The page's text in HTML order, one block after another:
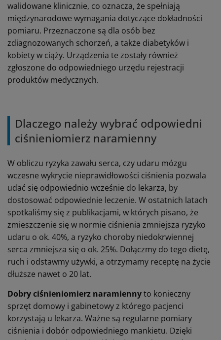
walidowane klinicznie, co oznacza, że spełniają
międzynarodowe wymagania dotyczące dokładności
pomiaru. Przeznaczone są dla osób bez
zdiagnozowanych schorzeń, a także diabetyków i
kobiety w ciąży. Urządzenia te zostały również
zgłoszone do odpowiedniego urzędu rejestracji
produktów medycznych.
Dlaczego należy wybrać odpowiedni
ciśnieniomierz naramienny
W obliczu ryzyka zawału serca, czy udaru mózgu
wczesne wykrycie nieprawidłowości ciśnienia pozwala
udać się odpowiednio wcześnie do lekarza, by
dostosować odpowiednie leczenie. W ostatnich latach
spotkaliśmy się z publikacjami, w których pisano, że
zmieszczenie się w normie ciśnienia zmniejsza ryzyko
udaru o ok. 40%, a ryzyko choroby niedokrwiennej
serca zmniejsza się o ok. 25%. Dołączmy do tego dietę,
ruch i odstawmy używki, a otrzymamy receptę na życie
dłuższe nawet o 20 lat.
Dobry ciśnieniomierz naramiennyto konieczny
sprzęt domowy i gabinetowy z którego pacjenci
korzystają u lekarza. Ważne są regularne pomiary
ciśnienia i dobór odpowiedniego mankietu. Dzięki